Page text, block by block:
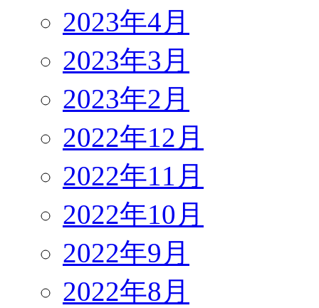
2023年4月
2023年3月
2023年2月
2022年12月
2022年11月
2022年10月
2022年9月
2022年8月